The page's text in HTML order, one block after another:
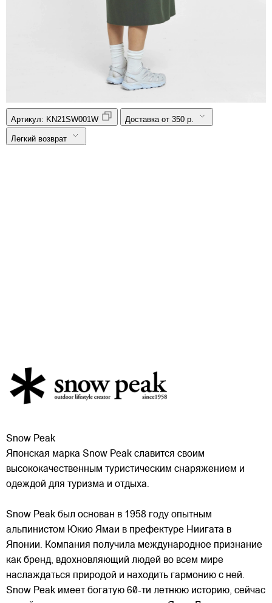
Артикул: KN21SW001W Доставка от 350 р.
Легкий возврат
Snow Peak
Японская марка Snow Peak славится своим
высококачественным туристическим снаряжением и
одеждой для туризма и отдыха.
Snow Peak был основан в 1958 году опытным
альпинистом Юкио Ямаи в префектуре Ниигата в
Японии. Компания получила международное признание
как бренд, вдохновляющий людей во всем мире
наслаждаться природой и находить гармонию с ней.
Snow Peak имеет богатую 60-ти летнюю историю, сейчас